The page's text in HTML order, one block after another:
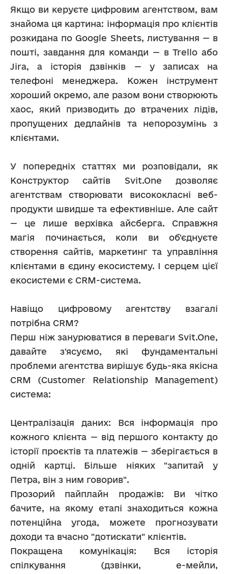
Якщо ви керуєте цифровим агентством, вам
знайома ця картина: інформація про клієнтів
розкидана по Google Sheets, листування — в
пошті, завдання для команди — в Trello або
Jira, а історія дзвінків — у записах на
телефоні менеджера. Кожен інструмент
хороший окремо, але разом вони створюють
хаос, який призводить до втрачених лідів,
пропущених дедлайнів та непорозумінь з
клієнтами.
У попередніх статтях ми розповідали, як
Конструктор сайтів Svit.One дозволяє
агентствам створювати висококласні веб-
продукти швидше та ефективніше. Але сайт
— це лише верхівка айсберга. Справжня
магія починається, коли ви об'єднуєте
створення сайтів, маркетинг та управління
клієнтами в єдину екосистему. І серцем цієї
екосистеми є CRM-система.
Навіщо цифровому агентству взагалі
потрібна CRM?
Перш ніж занурюватися в переваги Svit.One,
давайте з'ясуємо, які фундаментальні
проблеми агентства вирішує будь-яка якісна
CRM (Customer Relationship Management)
система:
Централізація даних: Вся інформація про
кожного клієнта — від першого контакту до
історії проєктів та платежів — зберігається в
одній картці. Більше ніяких "запитай у
Петра, він з ним говорив".
Прозорий пайплайн продажів: Ви чітко
бачите, на якому етапі знаходиться кожна
потенційна угода, можете прогнозувати
доходи та вчасно "дотискати" клієнтів.
Покращена комунікація: Вся історія
спілкування (дзвінки, е-мейли,